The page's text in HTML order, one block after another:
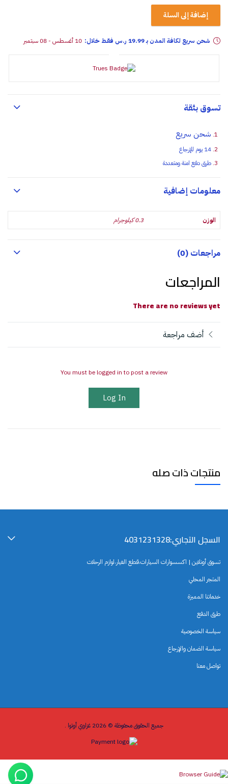
إضافة إلى السلة
شحن سريع لكافة المدن بـ 19.99 ر.س فقـط خلال: 10 أغسطس - 08 سبتمبر
تسوق بثقة
شحن سريع
14 يوم للإرجاع
طرق دفع امنة ومتعددة
معلومات إضافية
الوزن 0.3 كيلوجرام
مراجعات (0)
المراجعات
There are no reviews yet
أضف مراجعة
You must be logged in to post a review
Log In
منتجات ذات صله
السجل التجاري:4031231328
تسوق أونلاين | اكسسوارات السيارات،قطع الغيار،لوازم الرحلات
المتجر المحلي
خدماتنا المميزة
طرق الدفع
سياسة الخصوصية
سياسة الضمان والإرجاع
تواصل معنا
جميع الحقوق محفوظة © 2026 غزاوي أوتوا .